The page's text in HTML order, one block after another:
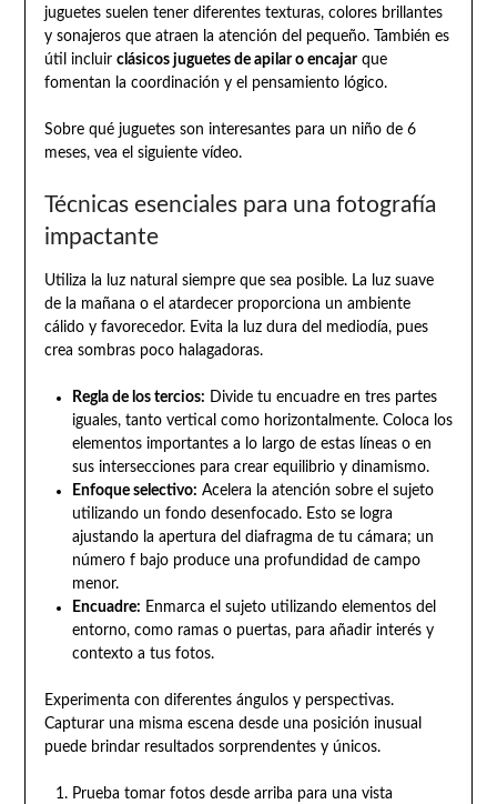
juguetes suelen tener diferentes texturas, colores brillantes
y sonajeros que atraen la atención del pequeño. También es
útil incluir clásicos juguetes de apilar o encajarque
fomentan la coordinación y el pensamiento lógico.
Sobre qué juguetes son interesantes para un niño de 6
meses, vea el siguiente vídeo.
Técnicas esenciales para una fotografía
impactante
Utiliza la luz natural siempre que sea posible. La luz suave
de la mañana o el atardecer proporciona un ambiente
cálido y favorecedor. Evita la luz dura del mediodía, pues
crea sombras poco halagadoras.
Regla de los tercios: Divide tu encuadre en tres partes
iguales, tanto vertical como horizontalmente. Coloca los
elementos importantes a lo largo de estas líneas o en
sus intersecciones para crear equilibrio y dinamismo.
Enfoque selectivo: Acelera la atención sobre el sujeto
utilizando un fondo desenfocado. Esto se logra
ajustando la apertura del diafragma de tu cámara; un
número f bajo produce una profundidad de campo
menor.
Encuadre: Enmarca el sujeto utilizando elementos del
entorno, como ramas o puertas, para añadir interés y
contexto a tus fotos.
Experimenta con diferentes ángulos y perspectivas.
Capturar una misma escena desde una posición inusual
puede brindar resultados sorprendentes y únicos.
Prueba tomar fotos desde arriba para una vista